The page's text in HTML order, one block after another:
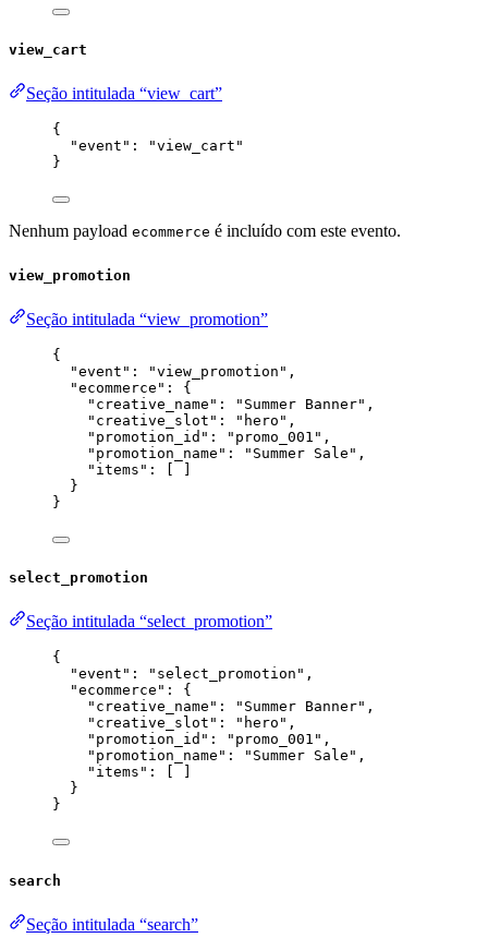
view_cart
Seção intitulada “view_cart”
{
"event" : "view_cart "
}
Nenhum payload ecommerce é incluído com este evento.
view_promotion
Seção intitulada “view_promotion”
{
"event" : "view_promotion " ,
"ecommerce" : {
"creative_name" : " Summer Banner" ,
"creative_slot" : " hero " ,
"promotion_id" : " promo_001 " ,
"promotion_name" : " Summer Sale " ,
"items" : [ ]
}
}
select_promotion
Seção intitulada “select_promotion”
{
"event" : " select_promotion " ,
"ecommerce" : {
"creative_name" : " Summer Banner" ,
"creative_slot" : " hero " ,
"promotion_id" : " promo_001 " ,
"promotion_name" : " Summer Sale " ,
"items" : [ ]
}
}
search
Seção intitulada “search”